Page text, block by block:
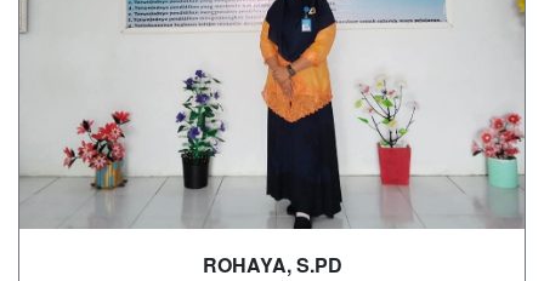
ROHAYA, S.PD